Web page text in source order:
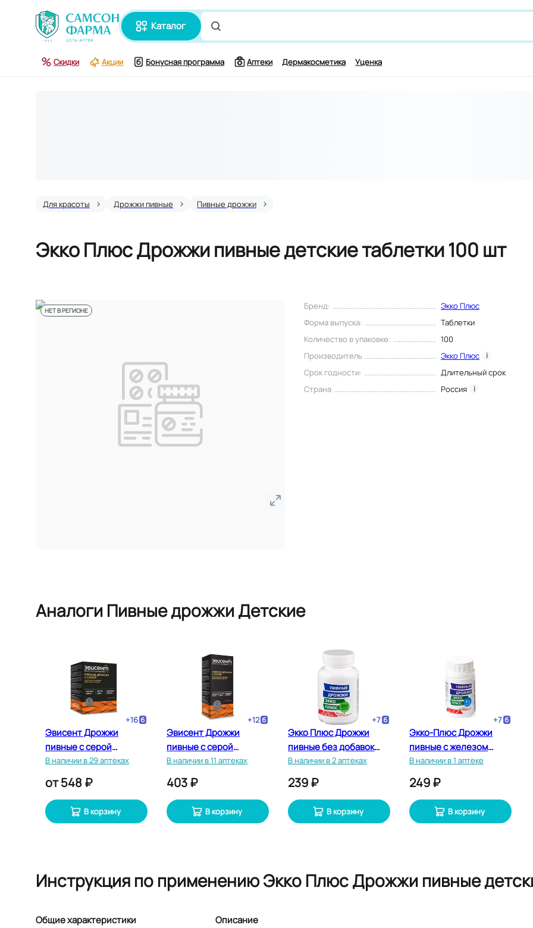
каталог
Поиск по лекарству и симптомам, например,для работы мозга
Скидки Акции Бонусная программа Аптеки Дермакосметика Уценка
Для красоты Дрожжи пивные Пивные дрожжи
Экко Плюс Дрожжи пивные детские таблетки 100 шт
НЕТ В РЕГИОНЕ Бренд:
Экко Плюс
Форма выпуска:
Таблетки
Количество в упаковке:
100
Производитель
Экко Плюс i
Срок годности:
Длительный срок
Страна
Россия i
Аналоги Пивные дрожжи Детские
+16
Эвисент Дрожжи
пивные с серой
таблетки 100 шт
В наличии в 29 аптеках
от548 ₽
В корзину
+12
Эвисент Дрожжи
пивные с серой
таблетки 60 шт
В наличии в 11 аптеках
403 ₽
В корзину
+7
Экко Плюс Дрожжи
пивные без добавок
таблетки 100 шт
В наличии в 2 аптеках
239 ₽
В корзину
+7
Экко-Плюс Дрожжи
пивные с железом
таблетки 100 шт
В наличии в 1 аптеке
249 ₽
В корзину
Инструкция по применению Экко Плюс Дрожжи пивные
Общие характеристики Описание